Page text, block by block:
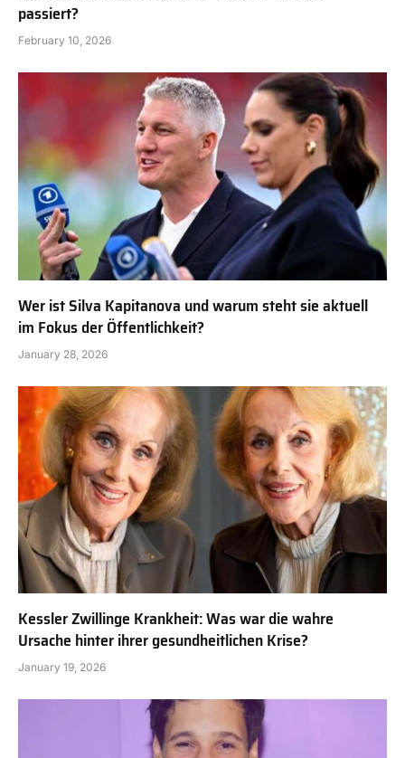
passiert?
February 10, 2026
Wer ist Silva Kapitanova und warum steht sie aktuell
im Fokus der Öffentlichkeit?
January 28, 2026
Kessler Zwillinge Krankheit: Was war die wahre
Ursache hinter ihrer gesundheitlichen Krise?
January 19, 2026